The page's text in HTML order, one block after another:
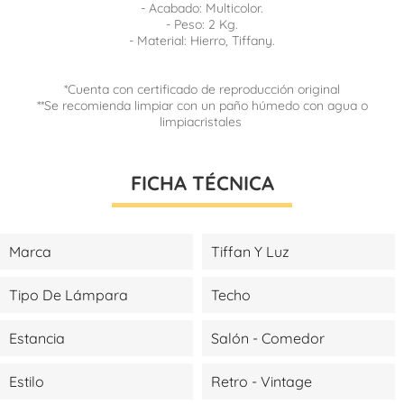
- Acabado: Multicolor.
- Peso: 2 Kg.
- Material: Hierro, Tiffany.
*Cuenta con certificado de reproducción original
**Se recomienda limpiar con un paño húmedo con agua o
limpiacristales
FICHA TÉCNICA
Marca Tiffan Y Luz
Tipo De Lámpara Techo
Estancia Salón - Comedor
Estilo Retro - Vintage